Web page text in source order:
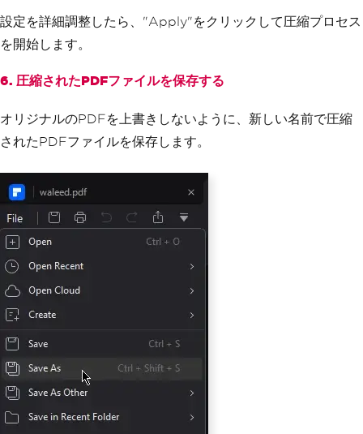
設定を詳細調整したら、"Apply"をクリックして圧縮プロセス
を開始します。
6. 圧縮されたPDFファイルを保存する
オリジナルのPDFを上書きしないように、新しい名前で圧縮
されたPDFファイルを保存します。